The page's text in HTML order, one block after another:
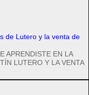
de Lutero y la venta de
APRENDISTE EN LA
LUTERO Y LA VENTA